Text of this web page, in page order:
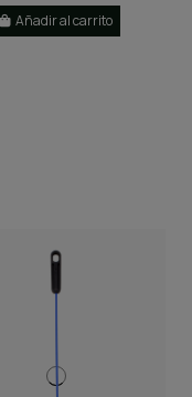
Añadir al carrito